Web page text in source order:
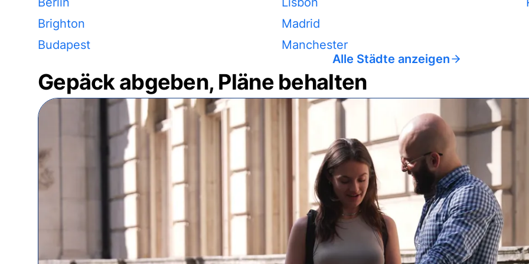
Brighton
Budapest
Madrid
Manchester
Alle Städte anzeigen
Gepäck abgeben, Pläne behalten